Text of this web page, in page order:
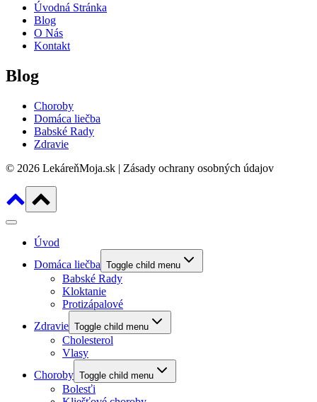
Úvodná Stránka
Blog
O Nás
Kontakt
Blog
Choroby
Domáca liečba
Babské Rady
Zdravie
© 2026 LekáreňMoja.sk | Zásady ochrany osobných údajov
Úvod
Domáca liečba Toggle child menu
Babské Rady
Kloktanie
Protizápalové
Zdravie Toggle child menu
Cholesterol
Vlasy
Choroby Toggle child menu
Bolesťi